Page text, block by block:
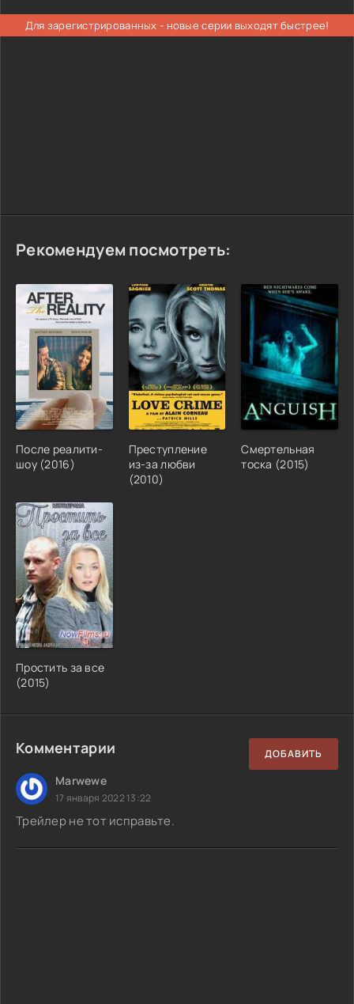
Для зарегистрированных - новые серии выходят быстрее!
Рекомендуем посмотреть:
После реалити-
шоу (2016)
Преступление
из-за любви
(2010)
Смертельная
тоска (2015)
Простить за все
(2015)
Комментарии ДОБАВИТЬ
Marwewe
17 января 2022 13:22
Трейлер не тот исправьте.